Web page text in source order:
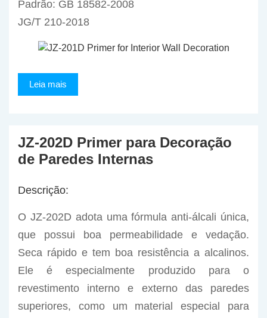
Padrão: GB 18582-2008
JG/T 210-2018
Leia mais
JZ-202D Primer para Decoração
de Paredes Internas
Descrição:
O JZ-202D adota uma fórmula anti-álcali única,
que possui boa permeabilidade e vedação.
Seca rápido e tem boa resistência a alcalinos.
Ele é especialmente produzido para o
revestimento interno e externo das paredes
superiores, como um material especial para